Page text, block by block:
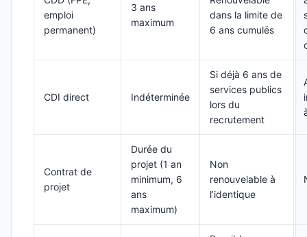
emploi
permanent)
3 ans
maximum
dans la limite de
6 ans cumulés
CDI direct Indéterminée
Si déjà 6 ans de
services publics
lors du
recrutement
Contrat de
projet
Durée du
projet (1 an
minimum, 6
ans
maximum)
Non
renouvelable à
l’identique